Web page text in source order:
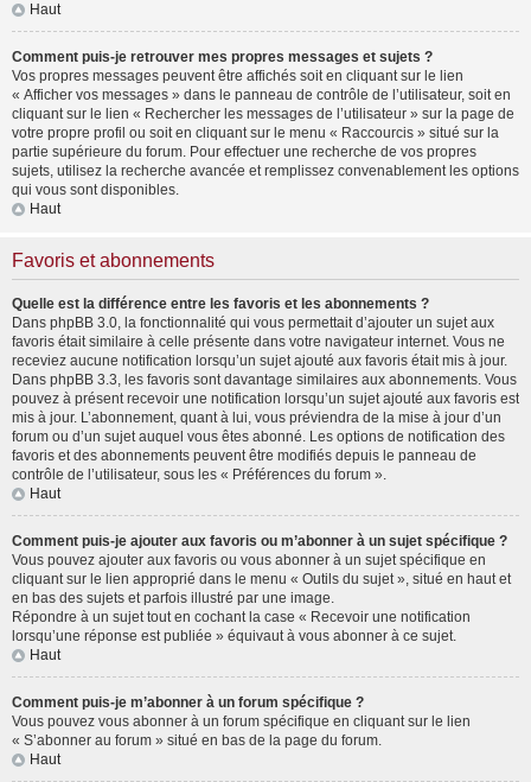
Haut
Comment puis-je retrouver mes propres messages et sujets ?
Vos propres messages peuvent être affichés soit en cliquant sur le lien
« Afficher vos messages » dans le panneau de contrôle de l’utilisateur, soit en
cliquant sur le lien « Rechercher les messages de l’utilisateur » sur la page de
votre propre profil ou soit en cliquant sur le menu « Raccourcis » situé sur la
partie supérieure du forum. Pour effectuer une recherche de vos propres
sujets, utilisez la recherche avancée et remplissez convenablement les options
qui vous sont disponibles.
Haut
Favoris et abonnements
Quelle est la différence entre les favoris et les abonnements ?
Dans phpBB 3.0, la fonctionnalité qui vous permettait d’ajouter un sujet aux
favoris était similaire à celle présente dans votre navigateur internet. Vous ne
receviez aucune notification lorsqu’un sujet ajouté aux favoris était mis à jour.
Dans phpBB 3.3, les favoris sont davantage similaires aux abonnements. Vous
pouvez à présent recevoir une notification lorsqu’un sujet ajouté aux favoris est
mis à jour. L’abonnement, quant à lui, vous préviendra de la mise à jour d’un
forum ou d’un sujet auquel vous êtes abonné. Les options de notification des
favoris et des abonnements peuvent être modifiés depuis le panneau de
contrôle de l’utilisateur, sous les « Préférences du forum ».
Haut
Comment puis-je ajouter aux favoris ou m’abonner à un sujet spécifique ?
Vous pouvez ajouter aux favoris ou vous abonner à un sujet spécifique en
cliquant sur le lien approprié dans le menu « Outils du sujet », situé en haut et
en bas des sujets et parfois illustré par une image.
Répondre à un sujet tout en cochant la case « Recevoir une notification
lorsqu’une réponse est publiée » équivaut à vous abonner à ce sujet.
Haut
Comment puis-je m’abonner à un forum spécifique ?
Vous pouvez vous abonner à un forum spécifique en cliquant sur le lien
« S’abonner au forum » situé en bas de la page du forum.
Haut